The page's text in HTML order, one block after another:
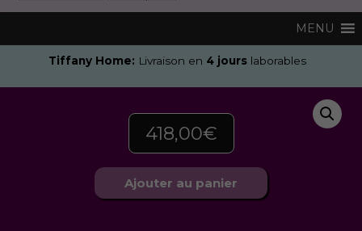
Tiffany Home: Livraison en 4 jourslaborables
418,00€
Ajouter au panier